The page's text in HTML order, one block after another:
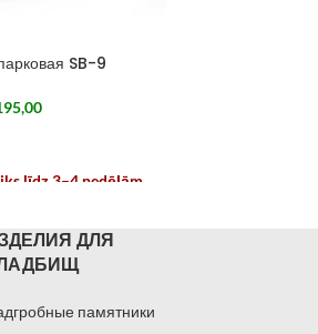
SB-9
līdz 3–4 nedēļām
ДЛЯ
памятники